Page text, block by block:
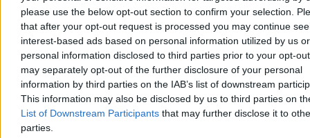
please use the below opt-out section to confirm your selection.
that after your opt-out request is processed you may continue
interest-based ads based on personal information utilized by us or
personal information disclosed to third parties prior to your opt-
may separately opt-out of the further disclosure of your personal
information by third parties on the IAB’s list of downstream
This information may also be disclosed by us to third parties on
List of Downstream Participants that may further disclose it to
parties.
bramkarza, który zatrzymał Hiszpanię
14:34
Ostatnie dni niskich cen paliw. Ile teraz będziemy płacić na
stacjach
14:17Czarnek o Brukseli. „Lewackie dziadostwo”
14:10Stała baza amerykańska w Polsce? Tusk o planach rządu
13:47Afera na radzie miasta. Prezydent obrzucony tortem
13:08Francja rusza na Maroko. Paryż nadal boi się rozruchów
12:10 Odblokowanie cieśniny Ormuz. Padł możliwy termin
Play ma zasięg w Tunelu Średnicowym w Warszawie. Co z
pozostałymi sieciami?
11:50Tak jasnego ekranu w smartfonie jeszcze nie było. To festiwal